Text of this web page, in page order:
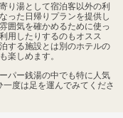
り湯として宿泊客以外の利
った日帰りプランを提供し
囲気を確かめるために使っ
用したりするのもオスス
する施設とは別のホテルの
楽しめます。
パー銭湯の中でも特に人気
度は足を運んでみてくださ